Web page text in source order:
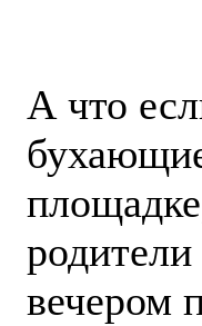
А что
вечером